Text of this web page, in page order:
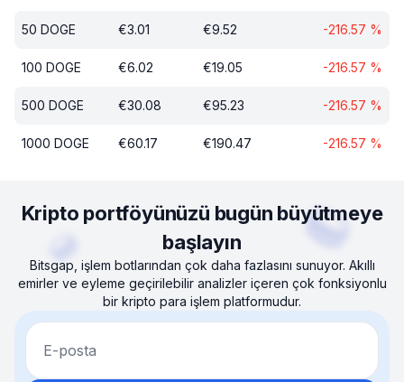
50 DOGE €3.01 €9.52 -216.57 %
100 DOGE €6.02 €19.05 -216.57 %
500 DOGE €30.08 €95.23 -216.57 %
1000 DOGE €60.17 €190.47 -216.57 %
Kripto portföyünüzü bugün büyütmeye
başlayın
Bitsgap, işlem botlarından çok daha fazlasını sunuyor. Akıllı
emirler ve eyleme geçirilebilir analizler içeren çok fonksiyonlu
bir kripto para işlem platformudur.
E-posta